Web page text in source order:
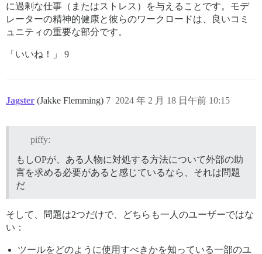
に過剰な仕事（またはストレス）を与えることです。モデ
レーターの精神的健康と彼らのワークロードは、良いコミ
ュニティの重要な部分です。
「いいね！」 9
Jagster (Jakke Flemming) 2024 年 2 月 18 日午前 10:15
7
piffy:
もしOPが、ある人物に対処する方法について外部の助
言を求める必要があると感じているなら、それは問題
だ
そして、問題は2つだけで、どちらも一人のユーザーではな
い：
ツールをどのように使用すべきかを知っている一部のユ